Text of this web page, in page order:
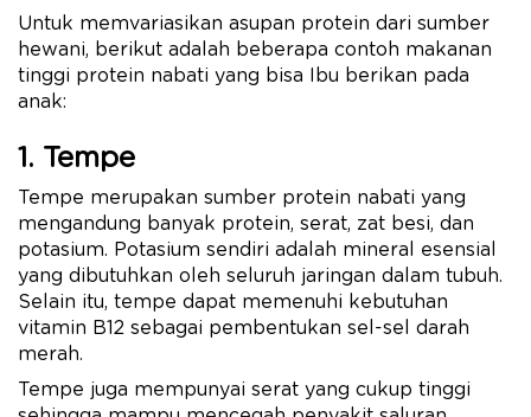
Untuk memvariasikan asupan protein dari sumber
hewani, berikut adalah beberapa contoh makanan
tinggi protein nabati yang bisa Ibu berikan pada
anak:
1. Tempe
Tempe merupakan sumber protein nabati yang
mengandung banyak protein, serat, zat besi, dan
potasium. Potasium sendiri adalah mineral esensial
yang dibutuhkan oleh seluruh jaringan dalam tubuh.
Selain itu, tempe dapat memenuhi kebutuhan
vitamin B12 sebagai pembentukan sel-sel darah
merah.
Tempe juga mempunyai serat yang cukup tinggi